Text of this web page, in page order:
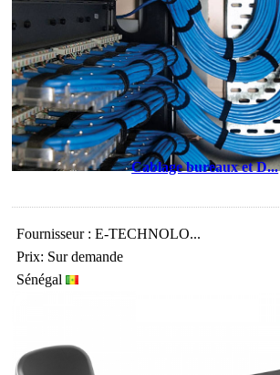
Cablage bureaux et D...
Fournisseur : E-TECHNOLO...
Prix: Sur demande
Sénégal